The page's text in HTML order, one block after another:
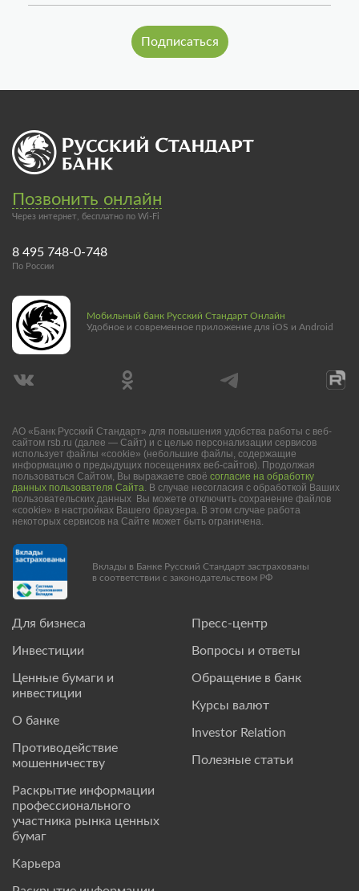
Позвонить онлайн
Через интернет, бесплатно по Wi-Fi
8 495 748-0-748
По России
Для бизнеса
Инвестиции
Ценные бумаги и
инвестиции
О банке
Противодействие
мошенничеству
Раскрытие информации
профессионального
участника рынка ценных
бумаг
Карьера
Пресс-центр
Вопросы и ответы
Обращение в банк
Курсы валют
Investor Relation
Полезные статьи
Мобильный банк Русский Стандарт Онлайн
Удобное и современное приложение для iOS и Android
АО «Банк Русский Стандарт» для повышения удобства работы с веб-
сайтом rsb.ru (далее — Сайт) и с целью персонализации сервисов
использует файлы «cookie» (небольшие файлы, содержащие
информацию о предыдущих посещениях веб-сайтов). Продолжая
пользоваться Сайтом, Вы выражаете своё согласие на обработку
данных пользователя Сайта. В случае несогласия с обработкой Ваших
пользовательских данных Вы можете отключить сохранение файлов
«cookie» в настройках Вашего браузера. В этом случае работа
некоторых сервисов на Сайте может быть ограничена.
Вклады в Банке Русский Стандарт застрахованы
в соответствии с законодательством РФ